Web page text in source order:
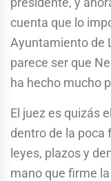
cuenta que lo
Ayuntamiento de
parece ser que
ha hecho mucho
El juez es quizás
dentro de la poca
leyes, plazos y
mano que firme